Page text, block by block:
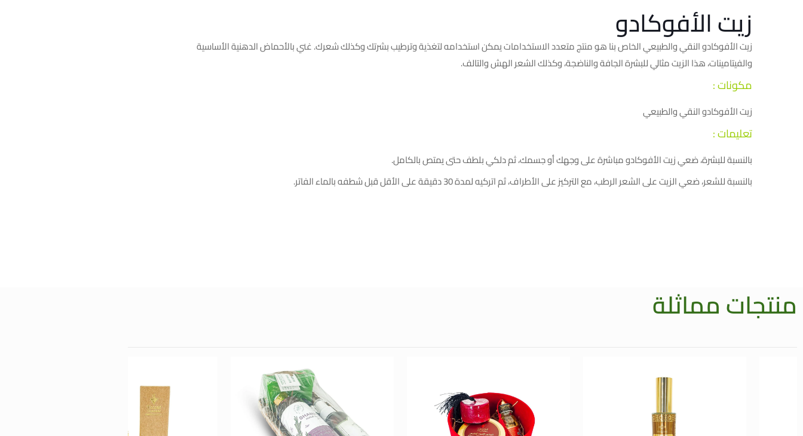
زيت الأفوكادو
زيت الأفوكادو النقي والطبيعي الخاص بنا هو منتج متعدد الاستخدامات يمكن استخدامه لتغذية وترطيب بشرتك وكذلك شعرك. غني بالأحماض الدهنية الأساسية
والفيتامينات، هذا الزيت مثالي للبشرة الجافة والناضجة، وكذلك الشعر الهش والتالف.
مكونات :
زيت الأفوكادو النقي والطبيعي
تعليمات :
بالنسبة للبشرة، ضعي زيت الأفوكادو مباشرة على وجهك أو جسمك، ثم دلكي بلطف حتى يمتص بالكامل.
بالنسبة للشعر، ضعي الزيت على الشعر الرطب، مع التركيز على الأطراف، ثم اتركيه لمدة 30 دقيقة على الأقل قبل شطفه بالماء الفاتر.
منتجات مماثلة